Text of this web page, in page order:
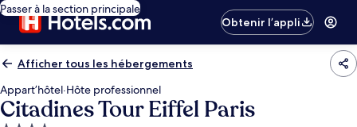
Passer à la section principale
Obtenir l’appli
Afficher tous les hébergements
Appart’hôtel·Hôte professionnel
Citadines Tour Eiffel Paris